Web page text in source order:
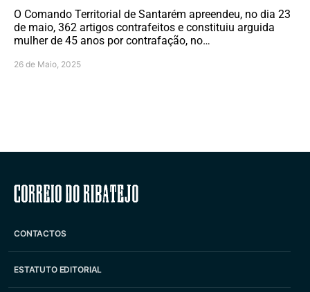
O Comando Territorial de Santarém apreendeu, no dia 23
de maio, 362 artigos contrafeitos e constituiu arguida
mulher de 45 anos por contrafação, no…
26 de Maio, 2025
Correio do Ribatejo
CONTACTOS
ESTATUTO EDITORIAL